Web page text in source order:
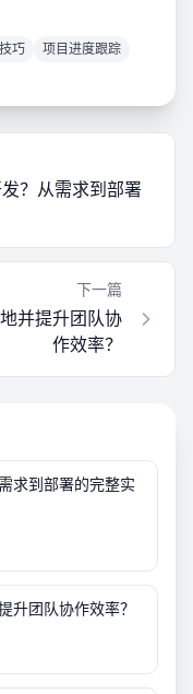
巧
项目进度跟踪
？从需求到部署
下一篇
并提升团队协
作效率？
求到部署的完整实
升团队协作效率？